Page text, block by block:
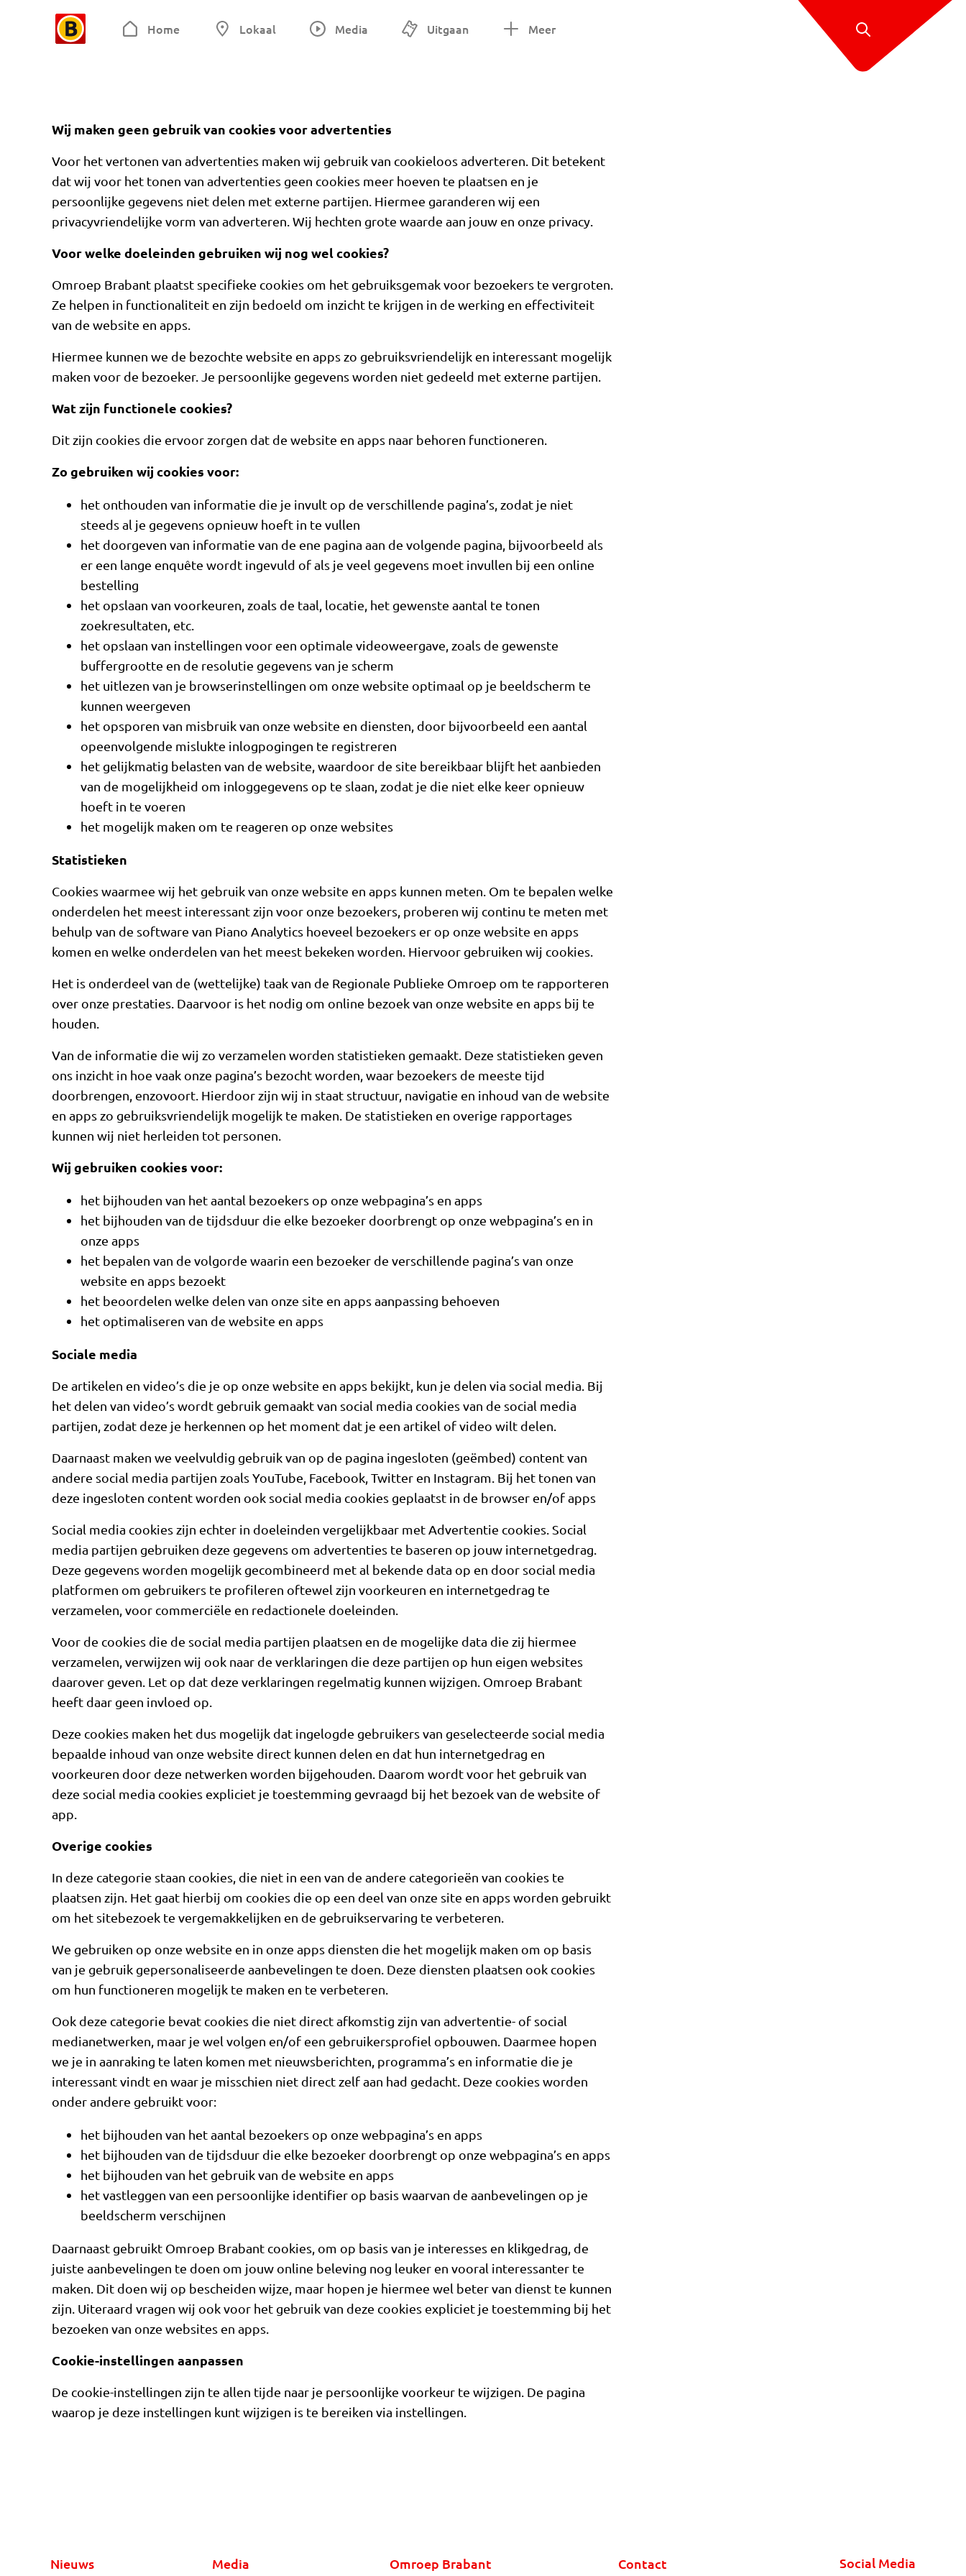
Home Lokaal Media Uitgaan Meer
Wij maken geen gebruik van cookies voor advertenties
Voor het vertonen van advertenties maken wij gebruik van cookieloos adverteren. Dit betekent
dat wij voor het tonen van advertenties geen cookies meer hoeven te plaatsen en je
persoonlijke gegevens niet delen met externe partijen. Hiermee garanderen wij een
privacyvriendelijke vorm van adverteren. Wij hechten grote waarde aan jouw en onze privacy.
Voor welke doeleinden gebruiken wij nog wel cookies?
Omroep Brabant plaatst specifieke cookies om het gebruiksgemak voor bezoekers te vergroten.
Ze helpen in functionaliteit en zijn bedoeld om inzicht te krijgen in de werking en effectiviteit
van de website en apps.
Hiermee kunnen we de bezochte website en apps zo gebruiksvriendelijk en interessant mogelijk
maken voor de bezoeker. Je persoonlijke gegevens worden niet gedeeld met externe partijen.
Wat zijn functionele cookies?
Dit zijn cookies die ervoor zorgen dat de website en apps naar behoren functioneren.
Zo gebruiken wij cookies voor:
het onthouden van informatie die je invult op de verschillende pagina’s, zodat je niet
steeds al je gegevens opnieuw hoeft in te vullen
het doorgeven van informatie van de ene pagina aan de volgende pagina, bijvoorbeeld als
er een lange enquête wordt ingevuld of als je veel gegevens moet invullen bij een online
bestelling
het opslaan van voorkeuren, zoals de taal, locatie, het gewenste aantal te tonen
zoekresultaten, etc.
het opslaan van instellingen voor een optimale videoweergave, zoals de gewenste
buffergrootte en de resolutie gegevens van je scherm
het uitlezen van je browserinstellingen om onze website optimaal op je beeldscherm te
kunnen weergeven
het opsporen van misbruik van onze website en diensten, door bijvoorbeeld een aantal
opeenvolgende mislukte inlogpogingen te registreren
het gelijkmatig belasten van de website, waardoor de site bereikbaar blijft het aanbieden
van de mogelijkheid om inloggegevens op te slaan, zodat je die niet elke keer opnieuw
hoeft in te voeren
het mogelijk maken om te reageren op onze websites
Statistieken
Cookies waarmee wij het gebruik van onze website en apps kunnen meten. Om te bepalen welke
onderdelen het meest interessant zijn voor onze bezoekers, proberen wij continu te meten met
behulp van de software van Piano Analytics hoeveel bezoekers er op onze website en apps
komen en welke onderdelen van het meest bekeken worden. Hiervoor gebruiken wij cookies.
Het is onderdeel van de (wettelijke) taak van de Regionale Publieke Omroep om te rapporteren
over onze prestaties. Daarvoor is het nodig om online bezoek van onze website en apps bij te
houden.
Van de informatie die wij zo verzamelen worden statistieken gemaakt. Deze statistieken geven
ons inzicht in hoe vaak onze pagina’s bezocht worden, waar bezoekers de meeste tijd
doorbrengen, enzovoort. Hierdoor zijn wij in staat structuur, navigatie en inhoud van de website
en apps zo gebruiksvriendelijk mogelijk te maken. De statistieken en overige rapportages
kunnen wij niet herleiden tot personen.
Wij gebruiken cookies voor:
het bijhouden van het aantal bezoekers op onze webpagina’s en apps
het bijhouden van de tijdsduur die elke bezoeker doorbrengt op onze webpagina’s en in
onze apps
het bepalen van de volgorde waarin een bezoeker de verschillende pagina’s van onze
website en apps bezoekt
het beoordelen welke delen van onze site en apps aanpassing behoeven
het optimaliseren van de website en apps
Sociale media
De artikelen en video’s die je op onze website en apps bekijkt, kun je delen via social media. Bij
het delen van video’s wordt gebruik gemaakt van social media cookies van de social media
partijen, zodat deze je herkennen op het moment dat je een artikel of video wilt delen.
Daarnaast maken we veelvuldig gebruik van op de pagina ingesloten (geëmbed) content van
andere social media partijen zoals YouTube, Facebook, Twitter en Instagram. Bij het tonen van
deze ingesloten content worden ook social media cookies geplaatst in de browser en/of apps
Social media cookies zijn echter in doeleinden vergelijkbaar met Advertentie cookies. Social
media partijen gebruiken deze gegevens om advertenties te baseren op jouw internetgedrag.
Deze gegevens worden mogelijk gecombineerd met al bekende data op en door social media
platformen om gebruikers te profileren oftewel zijn voorkeuren en internetgedrag te
verzamelen, voor commerciële en redactionele doeleinden.
Voor de cookies die de social media partijen plaatsen en de mogelijke data die zij hiermee
verzamelen, verwijzen wij ook naar de verklaringen die deze partijen op hun eigen websites
daarover geven. Let op dat deze verklaringen regelmatig kunnen wijzigen. Omroep Brabant
heeft daar geen invloed op.
Deze cookies maken het dus mogelijk dat ingelogde gebruikers van geselecteerde social media
bepaalde inhoud van onze website direct kunnen delen en dat hun internetgedrag en
voorkeuren door deze netwerken worden bijgehouden. Daarom wordt voor het gebruik van
deze social media cookies expliciet je toestemming gevraagd bij het bezoek van de website of
app.
Overige cookies
In deze categorie staan cookies, die niet in een van de andere categorieën van cookies te
plaatsen zijn. Het gaat hierbij om cookies die op een deel van onze site en apps worden gebruikt
om het sitebezoek te vergemakkelijken en de gebruikservaring te verbeteren.
We gebruiken op onze website en in onze apps diensten die het mogelijk maken om op basis
van je gebruik gepersonaliseerde aanbevelingen te doen. Deze diensten plaatsen ook cookies
om hun functioneren mogelijk te maken en te verbeteren.
Ook deze categorie bevat cookies die niet direct afkomstig zijn van advertentie- of social
medianetwerken, maar je wel volgen en/of een gebruikersprofiel opbouwen. Daarmee hopen
we je in aanraking te laten komen met nieuwsberichten, programma’s en informatie die je
interessant vindt en waar je misschien niet direct zelf aan had gedacht. Deze cookies worden
onder andere gebruikt voor:
het bijhouden van het aantal bezoekers op onze webpagina’s en apps
het bijhouden van de tijdsduur die elke bezoeker doorbrengt op onze webpagina’s en apps
het bijhouden van het gebruik van de website en apps
het vastleggen van een persoonlijke identifier op basis waarvan de aanbevelingen op je
beeldscherm verschijnen
Daarnaast gebruikt Omroep Brabant cookies, om op basis van je interesses en klikgedrag, de
juiste aanbevelingen te doen om jouw online beleving nog leuker en vooral interessanter te
maken. Dit doen wij op bescheiden wijze, maar hopen je hiermee wel beter van dienst te kunnen
zijn. Uiteraard vragen wij ook voor het gebruik van deze cookies expliciet je toestemming bij het
bezoeken van onze websites en apps.
Cookie-instellingen aanpassen
De cookie-instellingen zijn te allen tijde naar je persoonlijke voorkeur te wijzigen. De pagina
waarop je deze instellingen kunt wijzigen is te bereiken via instellingen.
Nieuws Media Omroep Brabant Contact Social Media